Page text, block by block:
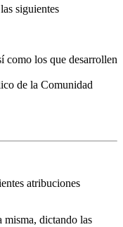
siguientes
como los que desarrollen
de la Comunidad
atribuciones
misma, dictando las